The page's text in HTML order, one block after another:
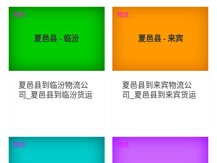
80 查看详细 107 查看详细
夏邑县 - 临汾
夏邑县到临汾物流公
司_夏邑县到临汾货运
78 查看详细
物流
夏邑县 - 来宾
夏邑县到来宾物流公
司_夏邑县到来宾货运
89 查看详细
物流
物流 物流